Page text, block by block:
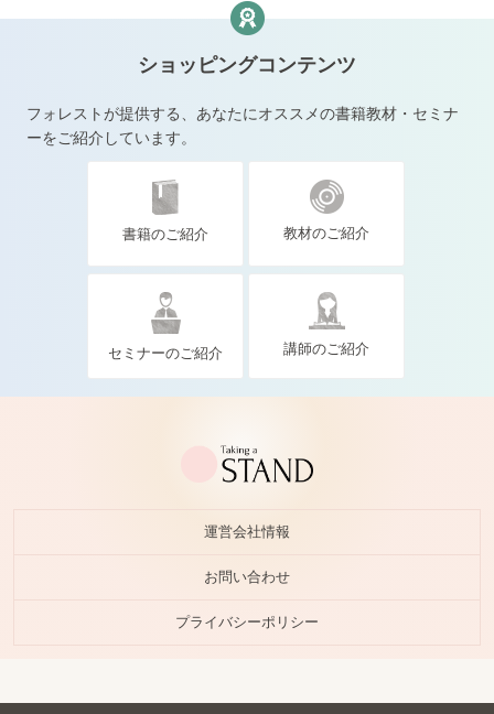
ショッピングコンテンツ
フォレストが提供する、あなたにオススメの書籍教材・セミナ
ーをご紹介しています。
書籍のご紹介 教材のご紹介
セミナーのご紹介 講師のご紹介
運営会社情報
お問い合わせ
プライバシーポリシー